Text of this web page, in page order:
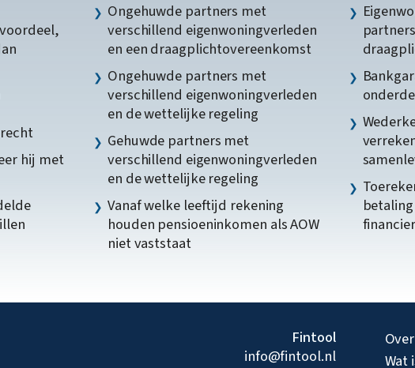
hij met
Ongehuwde partners met
verschillend eigenwoningverleden
en een draagplichtovereenkomst
Ongehuwde partners met
verschillend eigenwoningverleden
en de wettelijke regeling
Gehuwde partners met
verschillend eigenwoningverleden
en de wettelijke regeling
Vanaf welke leeftijd rekening
houden pensioeninkomen als AOW
niet vaststaat
Fintool
info@fintool.nl
Wat